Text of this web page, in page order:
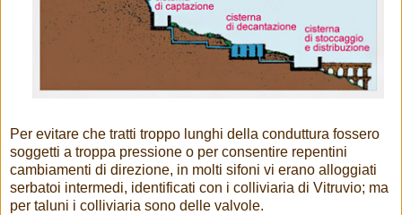
Per evitare che tratti troppo lunghi della conduttura fossero
soggetti a troppa pressione o per consentire repentini
cambiamenti di direzione, in molti sifoni vi erano alloggiati
serbatoi intermedi, identificati con i colliviaria di Vitruvio; ma
per taluni і colliviaria sono delle valvole.